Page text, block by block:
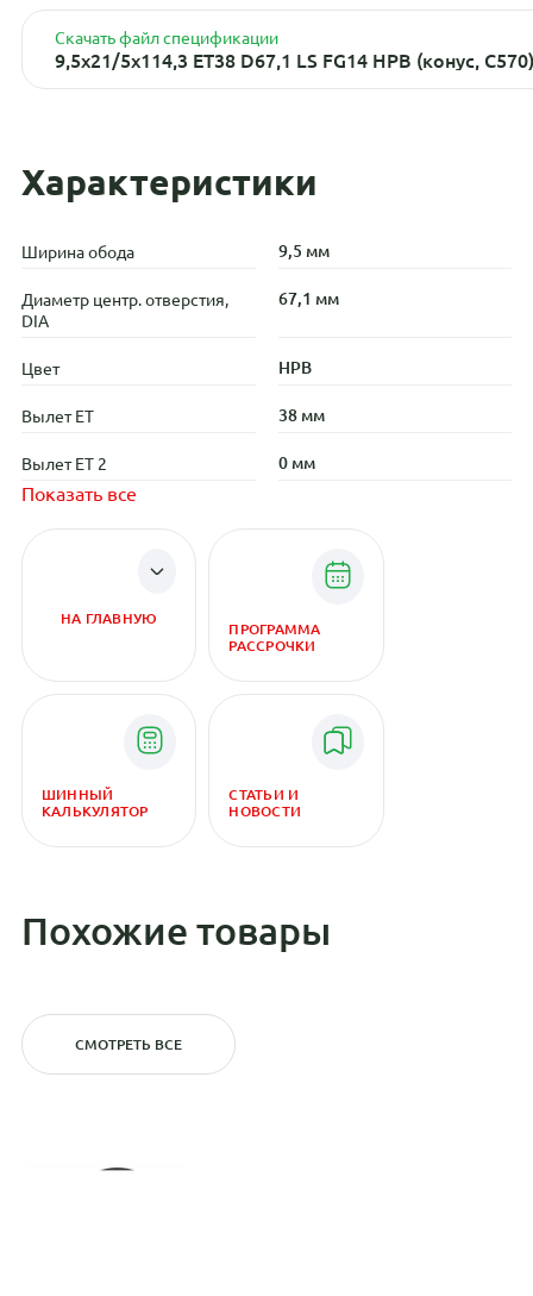
Скачать файл спецификации
9,5x21/5x114,3 ET38 D67,1 LS FG14 HPB (конус, C570)
Характеристики
Ширина обода 9,5 мм
Диаметр центр. отверстия,
DIA
67,1 мм
Цвет HPB
Вылет ET 38 мм
Вылет ET 2 0 мм
Показать все
НА ГЛАВНУЮ
ПРОГРАММА
РАССРОЧКИ
ШИННЫЙ
КАЛЬКУЛЯТОР
СТАТЬИ И
НОВОСТИ
Похожие товары
СМОТРЕТЬ ВСЕ